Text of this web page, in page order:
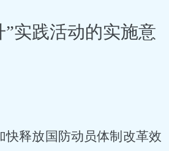
实践活动的实施意
释放国防动员体制改革效